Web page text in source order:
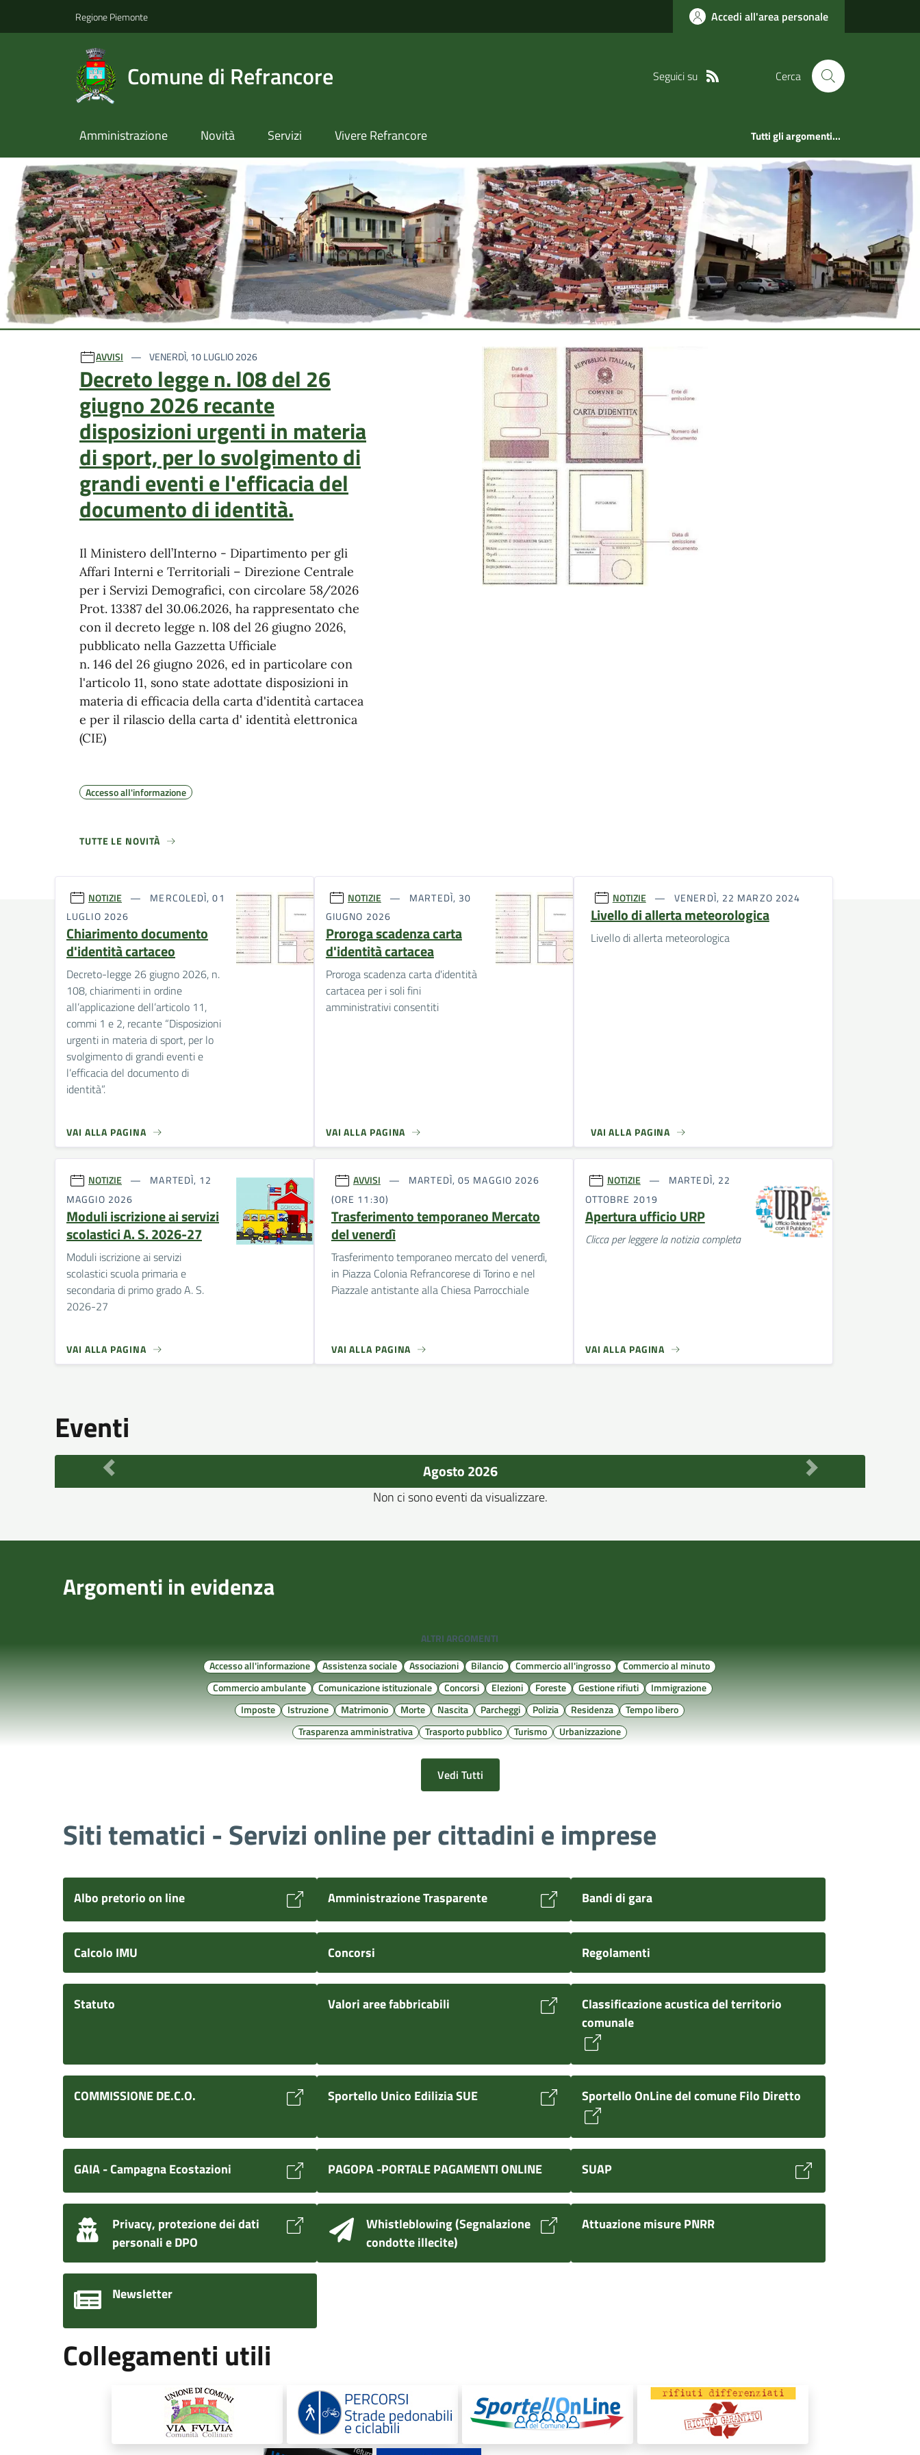
Regione Piemonte Accedi all'area personale
Comune di Refrancore Seguici su Cerca
Amministrazione Novità Servizi Vivere Refrancore Tutti gli argomenti...
Ultime notizie
AVVISI VENERDÌ, 10 LUGLIO 2026
Decreto legge n. l08 del 26
giugno 2026 recante
disposizioni urgenti in materia
di sport, per lo svolgimento di
grandi eventi e l'efficacia del
documento di identità.
Il Ministero dell’Interno - Dipartimento per gli
Affari Interni e Territoriali – Direzione Centrale
per i Servizi Demografici, con circolare 58/2026
Prot. 13387 del 30.06.2026, ha rappresentato che
con il decreto legge n. l08 del 26 giugno 2026,
pubblicato nella Gazzetta Ufficiale
n. 146 del 26 giugno 2026, ed in particolare con
l'articolo 11, sono state adottate disposizioni in
materia di efficacia della carta d'identità cartacea
e per il rilascio della carta d' identità elettronica
(CIE)
Accesso all'informazione
TUTTE LE NOVITÀ
NOTIZIE
MERCOLEDÌ, 01
LUGLIO 2026
Chiarimento documento
d'identità cartaceo
Decreto-legge 26 giugno 2026, n.
108, chiarimenti in ordine
all’applicazione dell’articolo 11,
commi 1 e 2, recante “Disposizioni
urgenti in materia di sport, per lo
svolgimento di grandi eventi e
l’efficacia del documento di
identità”.
VAI ALLA PAGINA
NOTIZIE
MARTEDÌ, 30
GIUGNO 2026
Proroga scadenza carta
d'identità cartacea
Proroga scadenza carta d'identità
cartacea per i soli fini
amministrativi consentiti
VAI ALLA PAGINA
NOTIZIE VENERDÌ, 22 MARZO 2024
Livello di allerta meteorologica
Livello di allerta meteorologica
VAI ALLA PAGINA
NOTIZIE
MARTEDÌ, 12
MAGGIO 2026
Moduli iscrizione ai servizi
scolastici A. S. 2026-27
Moduli iscrizione ai servizi
scolastici scuola primaria e
secondaria di primo grado A. S.
2026-27
VAI ALLA PAGINA
AVVISI
MARTEDÌ, 05 MAGGIO 2026
(ORE 11:30)
Trasferimento temporaneo Mercato
del venerdì
Trasferimento temporaneo mercato del venerdì,
in Piazza Colonia Refrancorese di Torino e nel
Piazzale antistante alla Chiesa Parrocchiale
VAI ALLA PAGINA
NOTIZIE
MARTEDÌ, 22
OTTOBRE 2019
Apertura ufficio URP
Clicca per leggere la notizia completa
VAI ALLA PAGINA
Eventi
Agosto 2026
Non ci sono eventi da visualizzare.
Argomenti in evidenza
ALTRI ARGOMENTI
Accesso all'informazione
Assistenza sociale Associazioni Bilancio Commercio all'ingrosso
Commercio al minuto
Commercio ambulante
Comunicazione istituzionale Concorsi Elezioni Foreste Gestione rifiuti
Immigrazione
Imposte
Istruzione Matrimonio Morte Nascita Parcheggi Polizia Residenza
Tempo libero
Trasparenza amministrativa
Trasporto pubblico Turismo Urbanizzazione
Vedi Tutti
Siti tematici - Servizi online per cittadini e imprese
Albo pretorio on line Amministrazione Trasparente Bandi di gara
Calcolo IMU Concorsi Regolamenti
Statuto Valori aree fabbricabili
Classificazione acustica del territorio
comunale
COMMISSIONE DE.C.O. Sportello Unico Edilizia SUE Sportello OnLine del comune Filo Diretto
GAIA - Campagna Ecostazioni PAGOPA -PORTALE PAGAMENTI ONLINE SUAP
Privacy, protezione dei dati
personali e DPO
Whistleblowing (Segnalazione
condotte illecite)
Attuazione misure PNRR
Newsletter
Collegamenti utili